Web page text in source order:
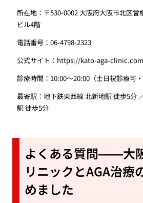
所在地：〒530-0002 大阪府大阪市北区曾
ビル4階
電話番号：06-4798-2323
公式サイト： https://kato-aga-
診療時間：10:00〜20:00（土日祝診療可・
最寄駅：地下鉄東西線 北新地駅 徒歩5分
駅 徒歩5分
よくある質問——大
リニックとAGA治療
めました